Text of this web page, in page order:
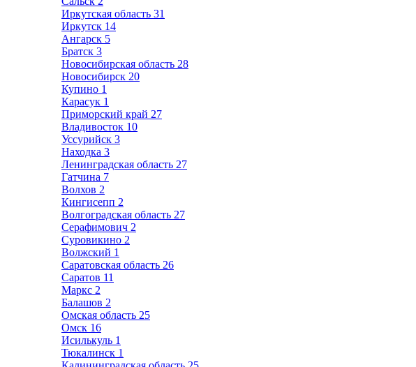
Иркутская область 31
Иркутск 14
Ангарск 5
Братск 3
Новосибирская область 28
Новосибирск 20
Купино 1
Карасук 1
Приморский край 27
Владивосток 10
Уссурийск 3
Находка 3
Ленинградская область 27
Гатчина 7
Волхов 2
Кингисепп 2
Волгоградская область 27
Серафимович 2
Суровикино 2
Волжский 1
Саратовская область 26
Саратов 11
Маркс 2
Балашов 2
Омская область 25
Омск 16
Исилькуль 1
Тюкалинск 1